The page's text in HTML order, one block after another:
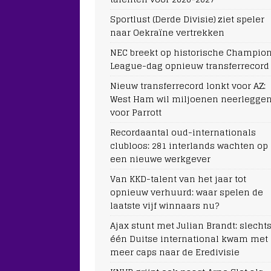
Sportlust (Derde Divisie) ziet speler
naar Oekraïne vertrekken
NEC breekt op historische
League-dag opnieuw transferrecord
Nieuw transferrecord lonkt voor AZ:
West Ham wil miljoenen neerleggen
voor Parrott
Recordaantal oud-internationals
clubloos: 281 interlands wachten op
een nieuwe werkgever
Van KKD-talent van het jaar tot
opnieuw verhuurd: waar spelen de
laatste vijf winnaars nu?
Ajax stunt met Julian Brandt: slechts
één Duitse international kwam met
meer caps naar de Eredivisie